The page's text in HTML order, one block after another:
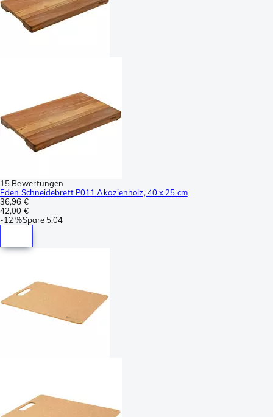
15 Bewertungen
Eden Schneidebrett P011 Akazienholz, 40 x 25 cm
36,96 €
42,00 €
-12 %Spare 5,04